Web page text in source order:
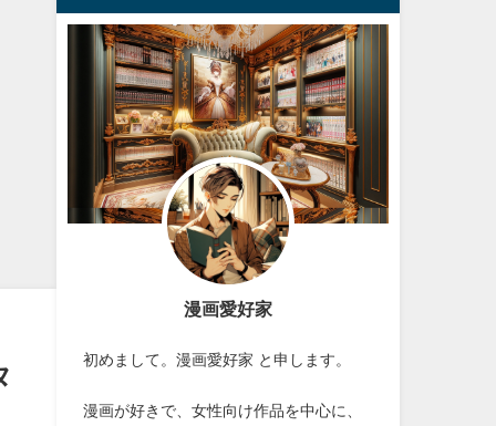
漫画愛好家
初めまして。漫画愛好家 と申します。
漫画が好きで、女性向け作品を中心に、